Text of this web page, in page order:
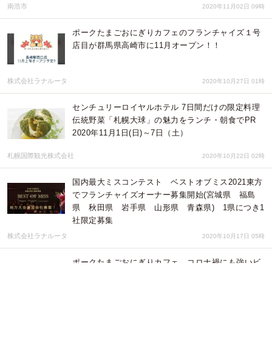
南浩市 2020年11月02日 09時
ポークたまごおにぎりカフェのフランチャイズ１号
店目が群馬県高崎市に11月オープン！！
株式会社ラナルータ 2020年10月27日 01時
センチュリーロイヤルホテル 7日間だけの限定料理
伝統野菜「札幌大球」の魅力をランチ・朝食でPR
2020年11月1日(日)～7日（土）
札幌国際観光株式会社 2020年10月22日 02時
国内最大ミスコンテスト ベストオブミス2021東方
でフランチャイズオーナー募集開始(宮城県 福島
県 秋田県 岩手県 山形県 青森県) 1県につき1
社限定募集
株式会社ラナルータ 2020年10月17日 05時
ポークたまごおにぎりカフェ コロナ禍にも強いビ